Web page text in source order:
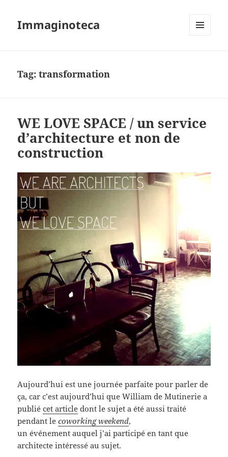
Immaginoteca
Tag:transformation
WE LOVE SPACE / un service
d’architecture et non de
construction
Aujourd’hui est une journée parfaite pour parler de
ça, car c’est aujourd’hui que William de Mutinerie a
publiécet article dont le sujet a été aussi traité
pendant lecoworking weekend,
un événement auquel j’ai participé en tant que
architecte intéressé au sujet.